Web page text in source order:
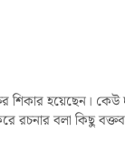
শিকার হয়েছেন।
রচনার বলা কিছু